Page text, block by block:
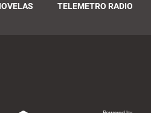
TELEMETRO RADIO